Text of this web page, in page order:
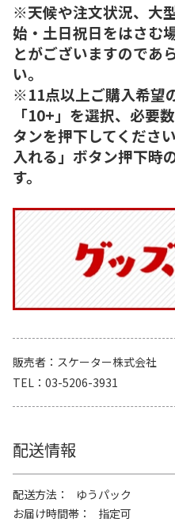
※天候や注文状況、大
始・土日祝日をはさむ
とがございますのであ
い。
※11点以上ご購入希望
「10+」を選択、必要
タンを押下してくださ
入れる」ボタン押下時
す。
販売者
スケーター株式会社
TEL
03-5206-3931
配送情報
配送方法
ゆうパック
お届け時間帯
指定可